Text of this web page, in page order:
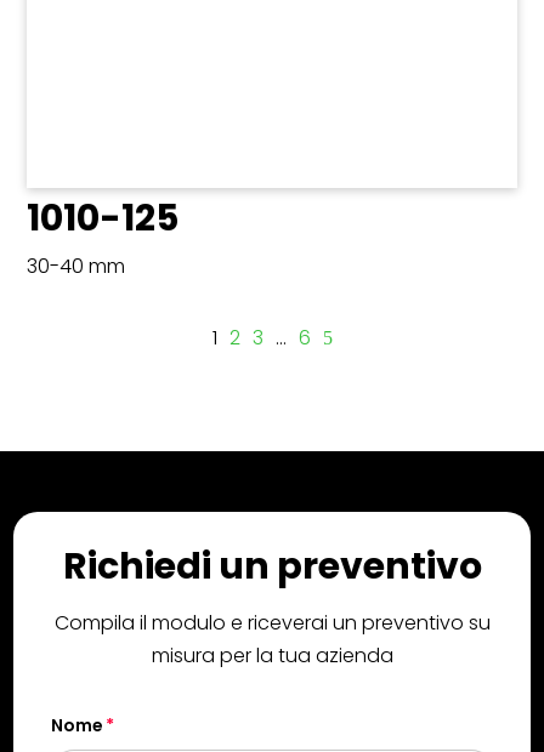
1010-125
30-40 mm
1 2 3 … 6
Richiedi un preventivo
Compila il modulo e riceverai un preventivo su
misura per la tua azienda
Nome